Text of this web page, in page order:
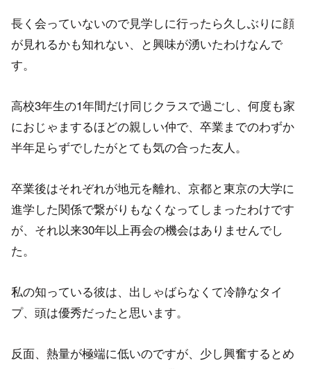
長く会っていないので見学しに行ったら久しぶりに顔
が見れるかも知れない、と興味が湧いたわけなんで
す。
高校3年生の1年間だけ同じクラスで過ごし、何度も家
におじゃまするほどの親しい仲で、卒業までのわずか
半年足らずでしたがとても気の合った友人。
卒業後はそれぞれが地元を離れ、京都と東京の大学に
進学した関係で繋がりもなくなってしまったわけです
が、それ以来30年以上再会の機会はありませんでし
た。
私の知っている彼は、出しゃばらなくて冷静なタイ
プ、頭は優秀だったと思います。
反面、熱量が極端に低いのですが、少し興奮するとめ